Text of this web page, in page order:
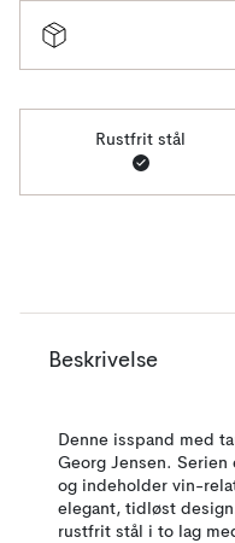
Rustfrit stål
Beskrivelse
Denne isspand med
Georg Jensen. Serien
og indeholder vin-
elegant, tidløst
rustfrit stål i to lag